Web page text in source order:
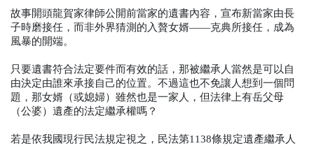
故事開頭龍賀家律師公開前當家的遺書內容，宣布新當家由長
子時磨接任，而非外界猜測的入贅女婿——克典所接任，成為
風暴的開端。
只要遺書符合法定要件而有效的話，那被繼承人當然是可以自
由決定由誰來承接自己的位置。不過這也不免讓人想到一個問
題，那女婿（或媳婦）雖然也是一家人，但法律上有岳父母
（公婆）遺產的法定繼承權嗎？
若是依我國現行民法規定視之，民法第1138條規定遺產繼承人